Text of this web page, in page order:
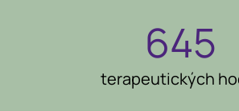
645
terapeutických